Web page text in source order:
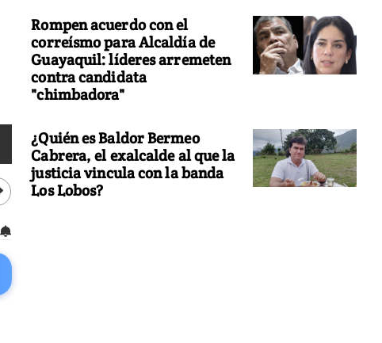
Rompen acuerdo con el
correísmo para Alcaldía de
Guayaquil: líderes arremeten
contra candidata
"chimbadora"
¿Quién es Baldor Bermeo
Cabrera, el exalcalde al que la
justicia vincula con la banda
Los Lobos?